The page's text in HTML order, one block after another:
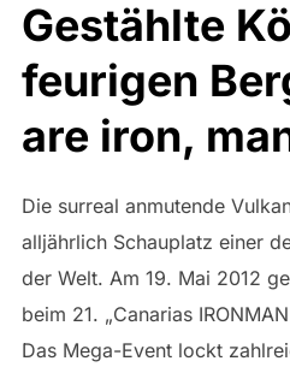
Gestählte
feurigen
are iron,
Die surreal anmutende
alljährlich Schauplatz einer
der Welt. Am 19. Mai 2012
beim 21. „Canarias
Das Mega-Event lockt